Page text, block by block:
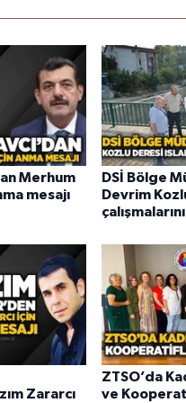
Merhum
mesajı
DSİ Bölge
Devrim
Zararcı
ZTSO’da
ve